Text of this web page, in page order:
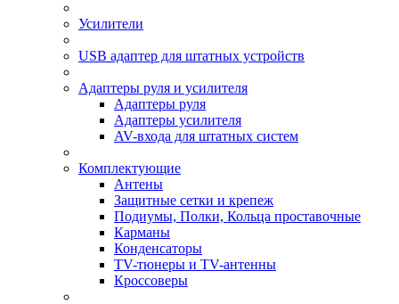
Усилители
USB адаптер для штатных устройств
Адаптеры руля и усилителя
Адаптеры руля
Адаптеры усилителя
AV-входа для штатных систем
Комплектующие
Антены
Защитные сетки и крепеж
Подиумы, Полки, Кольца проставочные
Карманы
Конденсаторы
TV-тюнеры и TV-антенны
Кроссоверы